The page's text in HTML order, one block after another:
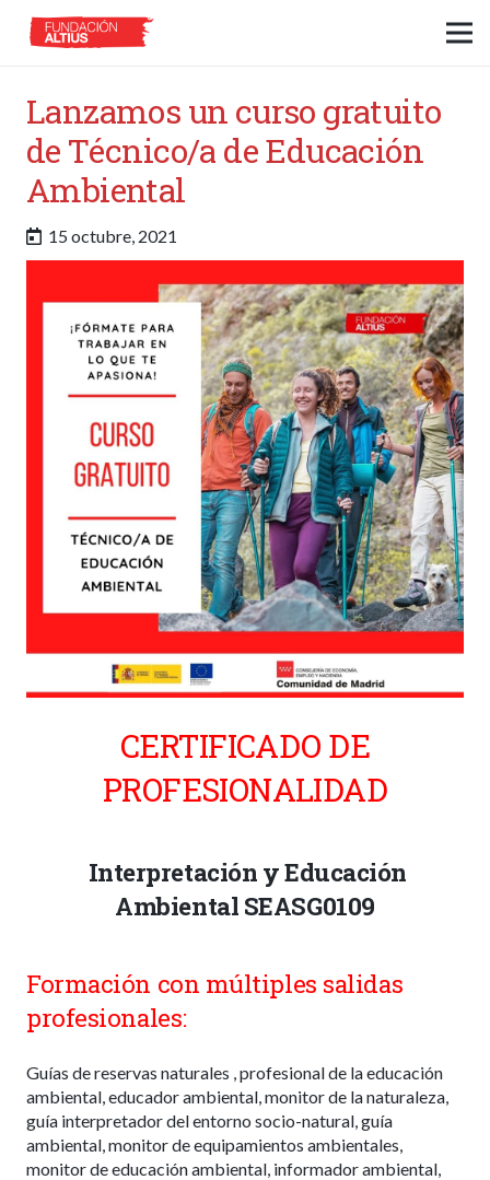
Lanzamos un curso gratuito
de Técnico/a de Educación
Ambiental
15 octubre, 2021
CERTIFICADO DE
PROFESIONALIDAD
Interpretación y Educación
Ambiental SEASG0109
Formación con múltiples salidas
profesionales:
Guías de reservas naturales , profesional de la educación
ambiental, educador ambiental, monitor de la naturaleza,
guía interpretador del entorno socio-natural, guía
ambiental, monitor de equipamientos ambientales,
monitor de educación ambiental, informador ambiental,